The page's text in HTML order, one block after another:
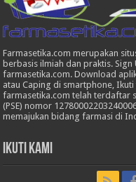
Farmasetika.com merupakan
berbasis ilmiah dan praktis.
farmasetika.com. Download
atau Caping di smartphone,
farmasetika.com telah terdaftar
(PSE) nomor
memajukan bidang farmasi di
Ikuti Kami